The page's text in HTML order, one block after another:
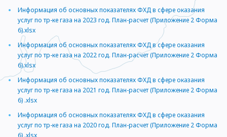
Информация об основных показателях ФХД в сфере оказания
услуг по тр-ке газа на 2023 год. План-расчет (Приложение 2 Форма
6).xlsx
Информация об основных показателях ФХД в сфере оказания
услуг по тр-ке газа на 2022 год. План-расчет (Приложение 2 Форма
6).xlsx
Информация об основных показателях ФХД в сфере оказания
услуг по тр-ке газа на 2021 год. План-расчет (Приложение 2 Форма
6) .xlsx
Информация об основных показателях ФХД в сфере оказания
услуг по тр-ке газа на 2020 год. План-расчет (Приложение 2 Форма
6) .xlsx